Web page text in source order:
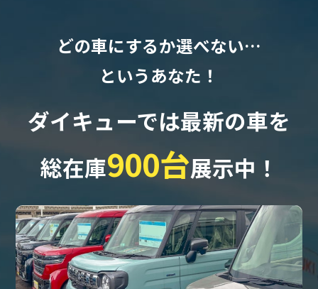
どの車にするか選べない…
というあなた！
ダイキューでは最新の車を
総在庫900台展示中！